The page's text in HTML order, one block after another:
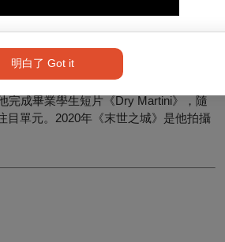
明白了 Got it
完成畢業學生短片《Dry Martini》，隨
目單元。2020年《末世之城》是他拍攝